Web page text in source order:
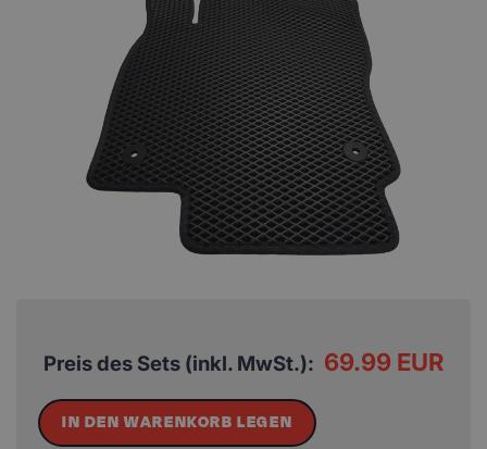
Preis des Sets (inkl. MwSt.): 69.99 EUR
IN DEN WARENKORB LEGEN